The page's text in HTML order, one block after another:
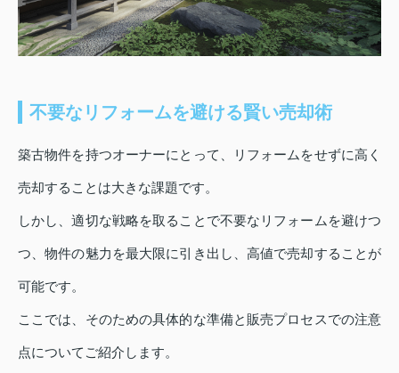
不要なリフォームを避ける賢い売却術
築古物件を持つオーナーにとって、リフォームをせずに高く
売却することは大きな課題です。
しかし、適切な戦略を取ることで不要なリフォームを避けつ
つ、物件の魅力を最大限に引き出し、高値で売却することが
可能です。
ここでは、そのための具体的な準備と販売プロセスでの注意
点についてご紹介します。